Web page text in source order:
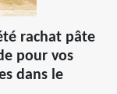
rachat pâte
pour vos
dans le